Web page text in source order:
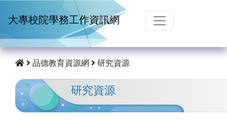
大專校院學務工作資訊網
品德教育資源網 研究資源
研究資源